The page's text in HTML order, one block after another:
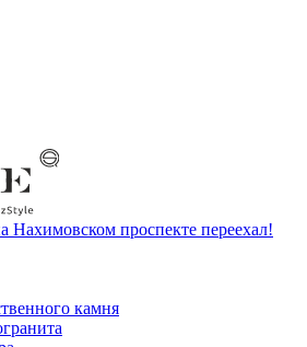
Нахимовском проспекте переехал!
камня